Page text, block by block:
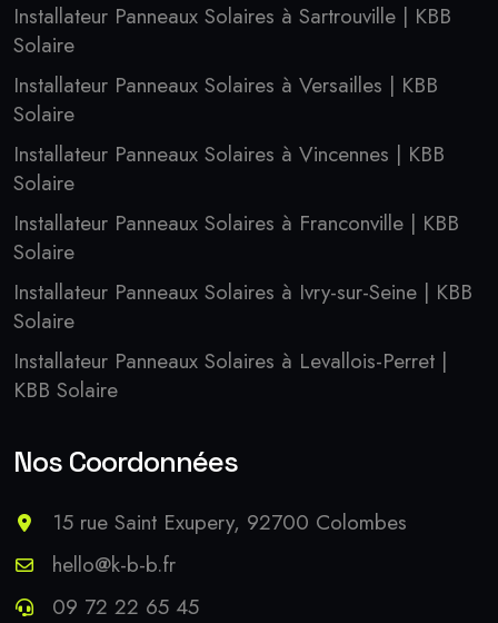
Installateur Panneaux Solaires à Sartrouville | KBB
Solaire
Installateur Panneaux Solaires à Versailles | KBB
Solaire
Installateur Panneaux Solaires à Vincennes | KBB
Solaire
Installateur Panneaux Solaires à Franconville | KBB
Solaire
Installateur Panneaux Solaires à Ivry-sur-Seine | KBB
Solaire
Installateur Panneaux Solaires à Levallois-Perret |
KBB Solaire
Nos Coordonnées
15 rue Saint Exupery, 92700 Colombes
hello@k-b-b.fr
09 72 22 65 45